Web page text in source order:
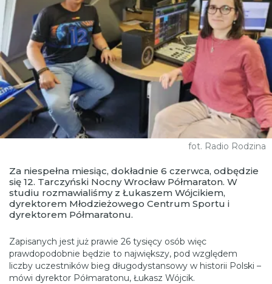
fot. Radio Rodzina
Za niespełna miesiąc, dokładnie 6 czerwca, odbędzie
się 12. Tarczyński Nocny Wrocław Półmaraton. W
studiu rozmawialiśmy z Łukaszem Wójcikiem,
dyrektorem Młodzieżowego Centrum Sportu i
dyrektorem Półmaratonu.
Zapisanych jest już prawie 26 tysięcy osób więc
prawdopodobnie będzie to największy, pod względem
liczby uczestników bieg długodystansowy w historii Polski –
mówi dyrektor Półmaratonu, Łukasz Wójcik.